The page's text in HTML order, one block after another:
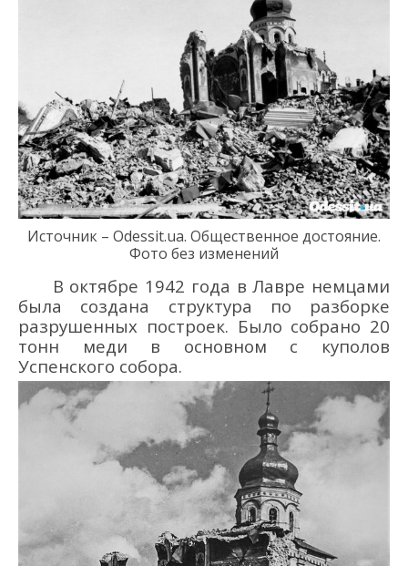
Источник – Odessit.ua. Общественное достояние.
Фото без изменений
В октябре 1942 года в Лавре немцами
была создана структура по разборке
разрушенных построек. Было собрано 20
тонн меди в основном с куполов
Успенского собора.